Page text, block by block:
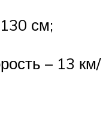
см;
– 13 км/